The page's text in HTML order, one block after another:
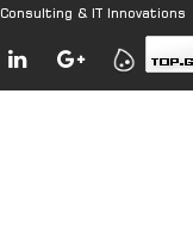
Consulting & IT Innovations